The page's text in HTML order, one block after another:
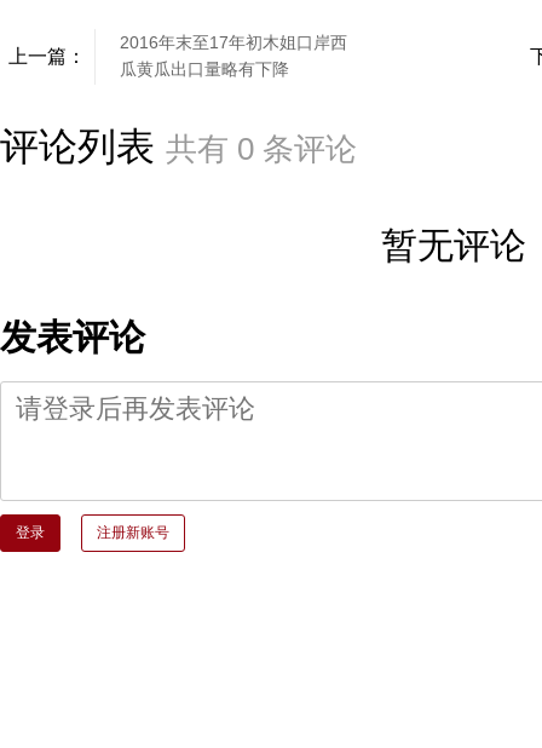
上一篇：
2016年末至17年初木姐口岸西
瓜黄瓜出口量略有下降
评论列表 共有 0 条评论
暂无评论
发表评论
登录 注册新账号